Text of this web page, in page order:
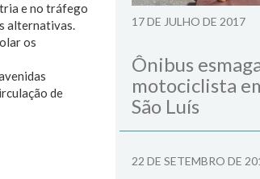
e no tráfego
alternativas.
os
de
17 DE JULHO DE 2017
Ônibus
motociclista
São Luís
22 DE SETEMBRO DE